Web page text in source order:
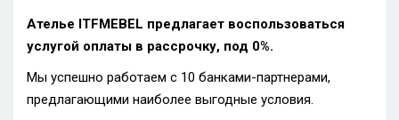
Ателье ITFMEBEL предлагает воспользоваться
услугой оплаты в рассрочку, под 0%.
Мы успешно работаем с 10 банками-партнерами,
предлагающими наиболее выгодные условия.